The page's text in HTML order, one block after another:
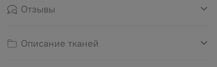
Отзывы
Описание тканей